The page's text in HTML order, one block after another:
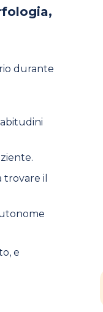
durante
trovare il
e